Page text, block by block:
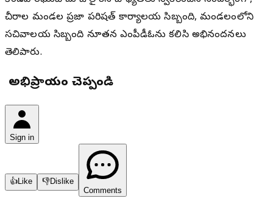
చీరాల మండల ప్రజా పరిషత్ కార్యాలయ సిబ్బంది, మండలంలోని
సచివాలయ సిబ్బంది నూతన ఎంపీడీఓను కలిసి అభినందనలు
తెలిపారు.
మీ అభిప్రాయం చెప్పండి
Sign in
👍Like 👎Dislike
Comments